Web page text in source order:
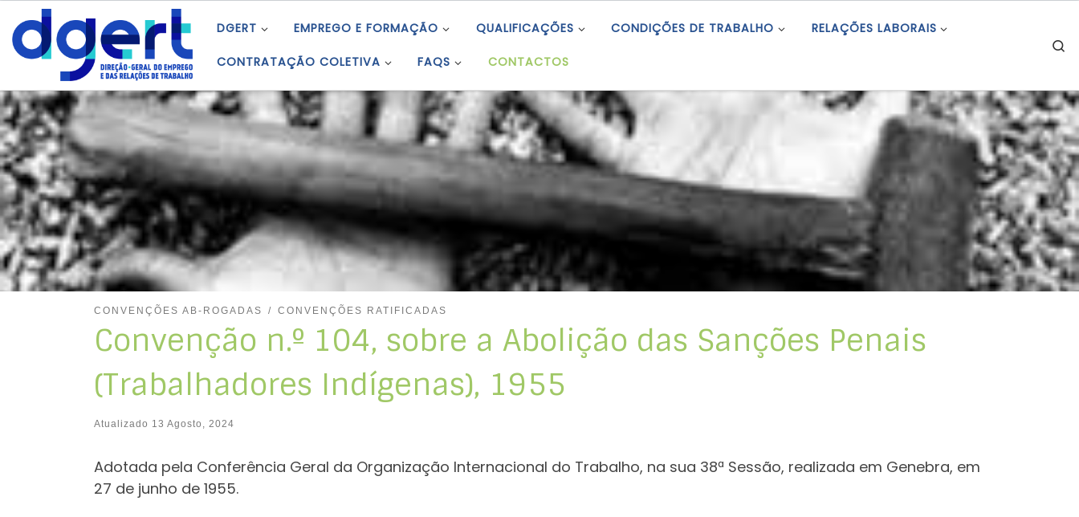
Skip to content DGERT EMPREGO E FORMAÇÃO QUALIFICAÇÕES CONDIÇÕES DE TRABALHO RELAÇÕES LABORAIS
CONTRATAÇÃO COLETIVA FAQS CONTACTOS
CONVENÇÕES AB-ROGADAS CONVENÇÕES RATIFICADAS
Convenção n.º 104, sobre a Abolição das Sanções Penais
(Trabalhadores Indígenas), 1955
Atualizado 13 Agosto, 2024
Adotada pela Conferência Geral da Organização Internacional do Trabalho, na sua 38ª Sessão, realizada em Genebra, em
27 de junho de 1955.